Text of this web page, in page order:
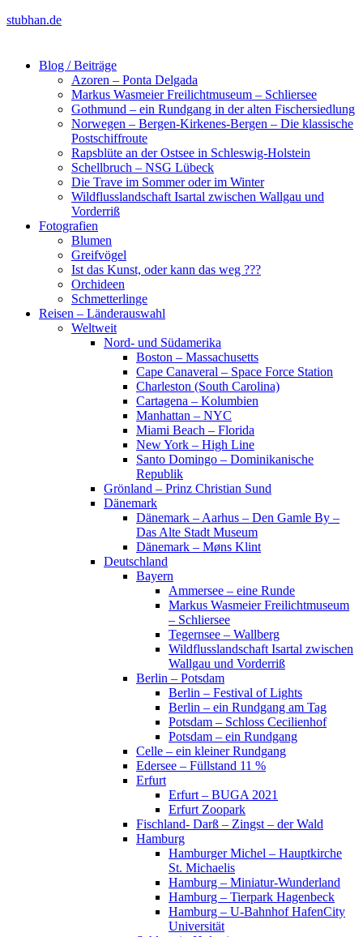
stubhan.de
Blog / Beiträge
Azoren – Ponta Delgada
Markus Wasmeier Freilichtmuseum – Schliersee
Gothmund – ein Rundgang in der alten Fischersiedlung
Norwegen – Bergen-Kirkenes-Bergen – Die klassische
Postschiffroute
Rapsblüte an der Ostsee in Schleswig-Holstein
Schellbruch – NSG Lübeck
Die Trave im Sommer oder im Winter
Wildflusslandschaft Isartal zwischen Wallgau und
Vorderriß
Fotografien
Blumen
Greifvögel
Ist das Kunst, oder kann das weg ???
Orchideen
Schmetterlinge
Reisen – Länderauswahl
Weltweit
Nord- und Südamerika
Boston – Massachusetts
Cape Canaveral – Space Force Station
Charleston (South Carolina)
Cartagena – Kolumbien
Manhattan – NYC
Miami Beach – Florida
New York – High Line
Santo Domingo – Dominikanische
Republik
Grönland – Prinz Christian Sund
Dänemark
Dänemark – Aarhus – Den Gamle By –
Das Alte Stadt Museum
Dänemark – Møns Klint
Deutschland
Bayern
Ammersee – eine Runde
Markus Wasmeier Freilichtmuseum
– Schliersee
Tegernsee – Wallberg
Wildflusslandschaft Isartal zwischen
Wallgau und Vorderriß
Berlin – Potsdam
Berlin – Festival of Lights
Berlin – ein Rundgang am Tag
Potsdam – Schloss Cecilienhof
Potsdam – ein Rundgang
Celle – ein kleiner Rundgang
Edersee – Füllstand 11 %
Erfurt
Erfurt – BUGA 2021
Erfurt Zoopark
Fischland- Darß – Zingst – der Wald
Hamburg
Hamburger Michel – Hauptkirche
St. Michaelis
Hamburg – Miniatur-Wunderland
Hamburg – Tierpark Hagenbeck
Hamburg – U-Bahnhof HafenCity
Universität